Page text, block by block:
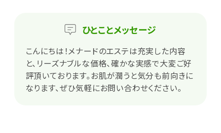
ひとことメッセージ
こんにちは！メナードのエステは充実した内容
と、リーズナブルな価格、確かな実感で大変ご好
評頂いております。お肌が潤うと気分も前向きに
なります、ぜひ気軽にお問い合わせください。